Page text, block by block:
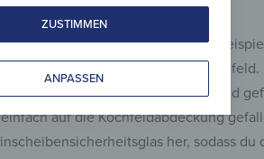
wir dir das gerne mithilfe eines
Kante direkt auf deinem
nur, weil dir etwas aus der Hand
auf die Kochfeldabdeckung
her, sodass
ZUSTIMMEN
ANPASSEN